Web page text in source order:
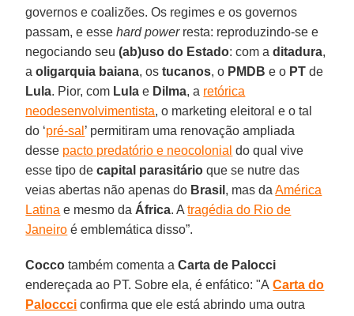
governos e coalizões. Os regimes e os governos
passam, e esse hard powerresta: reproduzindo-se e
negociando seu(ab)uso do Estado: com aditadura,
aoligarquia baiana, ostucanos, o PMDB e o PT de
Lula. Pior, com Lula e Dilma, a retórica
neodesenvolvimentista, o marketing eleitoral e o tal
do ‘pré-sal ’ permitiram uma renovação ampliada
desse pacto predatório e neocolonial do qual vive
esse tipo de capital parasitário que se nutre das
veias abertas não apenas do Brasil , mas daAmérica
Latina e mesmo da África. Atragédia do Rio de
Janeiro é emblemática disso”.
Cocco também comenta a Carta de Palocci
endereçada ao PT. Sobre ela, é enfático: "ACarta do
Paloccci confirma que ele está abrindo uma outra